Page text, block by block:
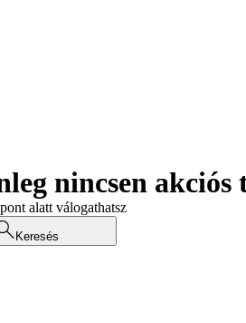
nincsen akciós
alatt válogathatsz
Keresés